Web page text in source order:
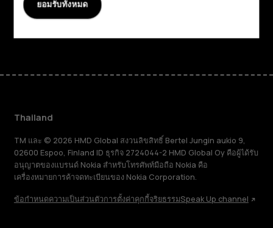
การสนับสนุน
Thailand
TM และ © 2026 HMD Global สงวนลิขสิทธิ์ Bertel Jungin aukio 9,
02600 Espoo, Finland ID ธุรกิจ 2724044-2 HMD Global Oy คือผู้ได้รับ
อนุญาตของแบรนด์ Nokia สำหรับโทรศัพท์มือถือ Nokia คือ
เครื่องหมายการค้าจดทะเบียนของ Nokia Corporation.
ข้อกำหนดความเป็นส่วนตัวการตั้งค่าคุกกี้จริยธรรมSpeak Up channel
ยอมรับทั้งหมด